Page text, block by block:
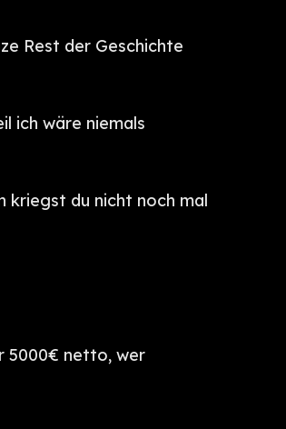
Rest der Geschichte
ich wäre niemals
kriegst du nicht noch mal
5000€ netto, wer